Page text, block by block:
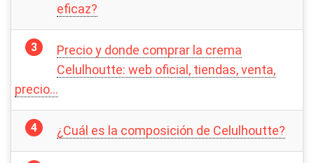
eficaz?
Precio y donde comprar la crema
Celulhoutte: web oficial, tiendas, venta,
precio…
¿Cuál es la composición de Celulhoutte?